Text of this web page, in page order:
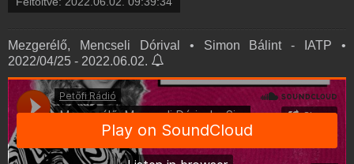
Mezgerélő, Mencseli Dórival • Simon Bálint - IATP •
2022/04/25 - 2022.06.02.